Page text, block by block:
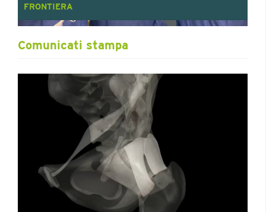
FRONTIERA
Comunicati stampa